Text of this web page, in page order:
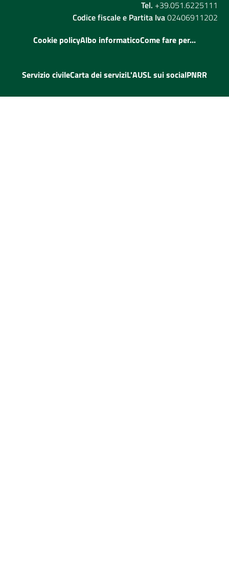
Tel. +39.051.6225111
Codice fiscale e Partita Iva02406911202
Cookie policyAlbo informaticoCome fare per...
Servizio civileCarta dei serviziL'AUSL sui socialPNRR